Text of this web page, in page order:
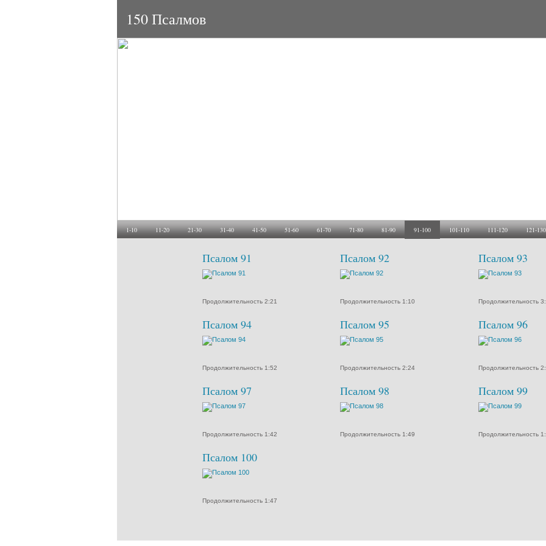
150 Псалмов
1-10 11-20 21-30 31-40 41-50 51-60 61-70 71-80 81-90 91-100 101-110 111-120 121-130
Псалом 91
Продолжительность 2:21
Псалом 92
Продолжительность 1:10
Псалом 93
Продолжительность
Псалом 94
Продолжительность 1:52
Псалом 95
Продолжительность 2:24
Псалом 96
Продолжительность
Псалом 97
Продолжительность 1:42
Псалом 98
Продолжительность 1:49
Псалом 99
Продолжительность
Псалом 100
Продолжительность 1:47